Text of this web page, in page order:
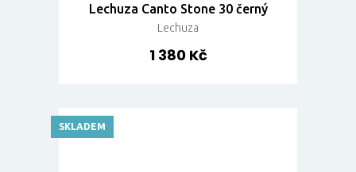
Lechuza Canto Stone 30 černý
Lechuza
1 380 Kč
SKLADEM